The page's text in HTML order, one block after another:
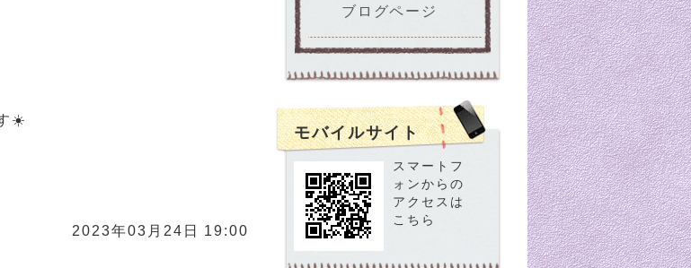
☀️
2023年03月24日 19:00
ブログページ
モバイルサイト
スマートフ
ォンからの
アクセスは
こちら